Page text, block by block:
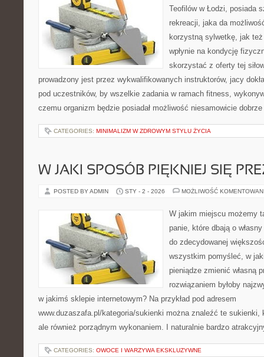
Teofilów w Łodzi, posiada
rekreacji, jaka da
korzystną sylwetkę, jak
wpłynie na kondycję
skorzystać z oferty tej
prowadzony jest przez wykwalifikowanych instruktorów, jacy
pod uczestników, by wszelkie zadania w ramach fitness,
czemu organizm będzie posiadał możliwość niesamowicie
CATEGORIES: MINIMALIZM W ZDROWYM STYLU ŻYCIA
W JAKI SPOSÓB PIĘKNIEJ SIĘ
POSTED BY ADMIN STY - 2 - 2026 MOŻLIWOŚĆ
W jakim miejscu możemy
panie, które dbają o
do zdecydowanej
wszystkim pomyśleć, w
pieniądze zmienić własną
rozwiązaniem byłoby
w jakimś sklepie internetowym? Na przykład pod adresem
www.duzaszafa.pl/kategoria/sukienki można znaleźć te sukienki,
ale również porządnym wykonaniem. I naturalnie bardzo
CATEGORIES: OWOCE I WARZYWA EKSKLUZYWNE